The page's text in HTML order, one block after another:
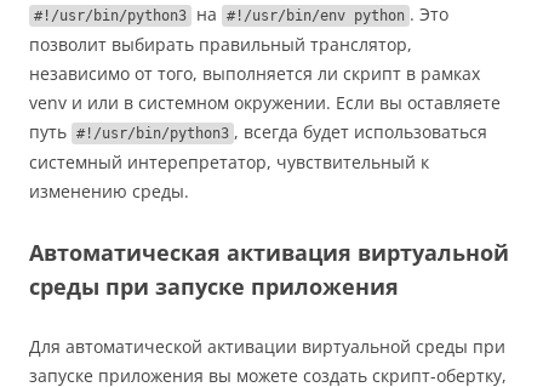
#!/usr/bin/python3 на #!/usr/bin/env python . Это
позволит выбирать правильный транслятор,
независимо от того, выполняется ли скрипт в рамках
venv и или в системном окружении. Если вы оставляете
путь #!/usr/bin/python3 , всегда будет использоваться
системный интерепретатор, чувствительный к
изменению среды.
Автоматическая активация виртуальной
среды при запуске приложения
Для автоматической активации виртуальной среды при
запуске приложения вы можете создать скрипт-обертку,